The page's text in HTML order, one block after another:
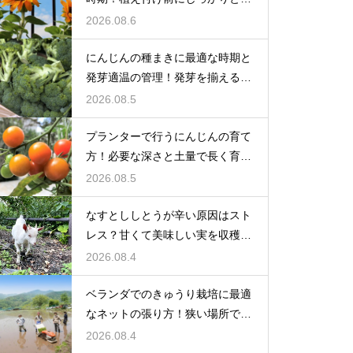
備をする
2026.08.6
にんじんの種まきに最適な時期と
発芽適温の管理！発芽を揃えるコ
ツ
2026.08.5
プランターで行うにんじんの育て
方！必要な深さと土量で長く育て
る
2026.08.5
なすとししとうが辛い原因はスト
レス？甘くて美味しい実を収穫す
る
2026.08.4
ベランダでのきゅうり栽培に最適
なネットの張り方！狭い場所でも
大収穫
2026.08.4